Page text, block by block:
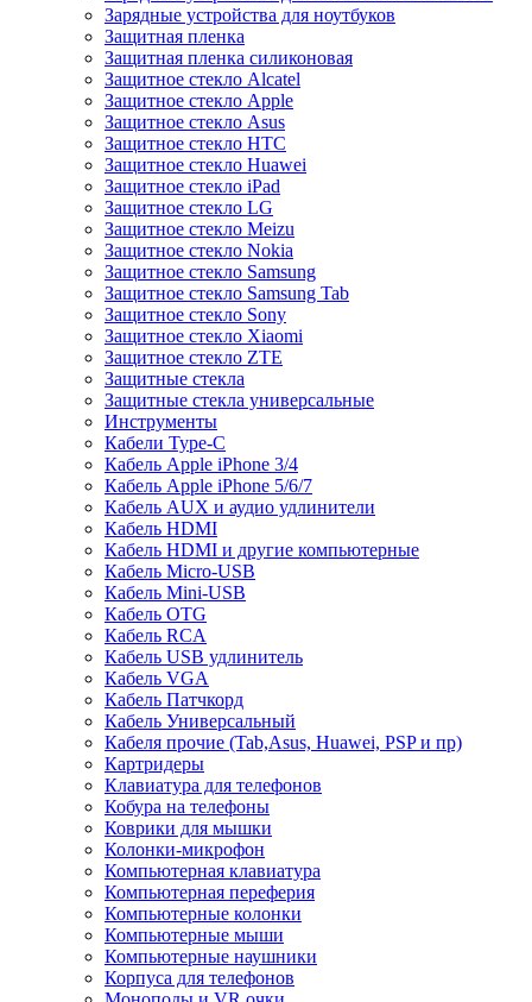
Зарядные устройства для ноутбуков
Защитная пленка
Защитная пленка силиконовая
Защитное стекло Alcatel
Защитное стекло Apple
Защитное стекло Asus
Защитное стекло HTC
Защитное стекло Huawei
Защитное стекло iPad
Защитное стекло LG
Защитное стекло Meizu
Защитное стекло Nokia
Защитное стекло Samsung
Защитное стекло Samsung Tab
Защитное стекло Sony
Защитное стекло Xiaomi
Защитное стекло ZTE
Защитные стекла
Защитные стекла универсальные
Инструменты
Кабели Type-C
Кабель Apple iPhone 3/4
Кабель Apple iPhone 5/6/7
Кабель AUX и аудио удлинители
Кабель HDMI
Кабель HDMI и другие компьютерные
Кабель Micro-USB
Кабель Mini-USB
Кабель OTG
Кабель RCA
Кабель USB удлинитель
Кабель VGA
Кабель Патчкорд
Кабель Универсальный
Кабеля прочие (Tab,Asus, Huawei, PSP и пр)
Картридеры
Клавиатура для телефонов
Кобура на телефоны
Коврики для мышки
Колонки-микрофон
Компьютерная клавиатура
Компьютерная переферия
Компьютерные колонки
Компьютерные мыши
Компьютерные наушники
Корпуса для телефонов